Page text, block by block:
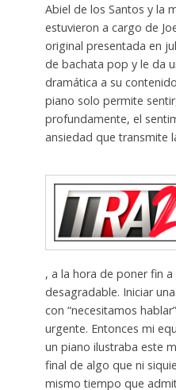
Abiel de los Santos y la
estuvieron a cargo de
original presentada en
de bachata pop y le da
dramática a su
piano solo permite
profundamente, el
ansiedad que transmite
, a la hora de poner fin
desagradable. Iniciar
con “necesitamos
urgente. Entonces mi
un piano ilustraba este
final de algo que ni
mismo tiempo que